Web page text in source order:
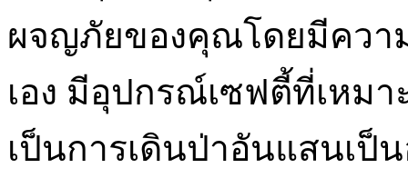
ผจญภัยของคุณโดยมีควา
เอง มีอุปกรณ์เซฟตี้ที่เหม
เป็นการเดินป่าอันแสนเป็